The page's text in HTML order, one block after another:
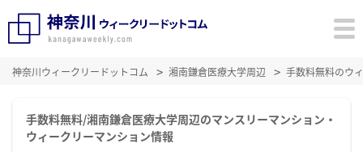
神奈川ウィークリードットコム 湘南鎌倉医療大学周辺 手数料無料のウ
手数料無料/湘南鎌倉医療大学周辺のマンスリーマンション・
ウィークリーマンション情報